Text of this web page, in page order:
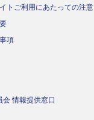
トご利用にあたっての注意
項
情報提供窓口